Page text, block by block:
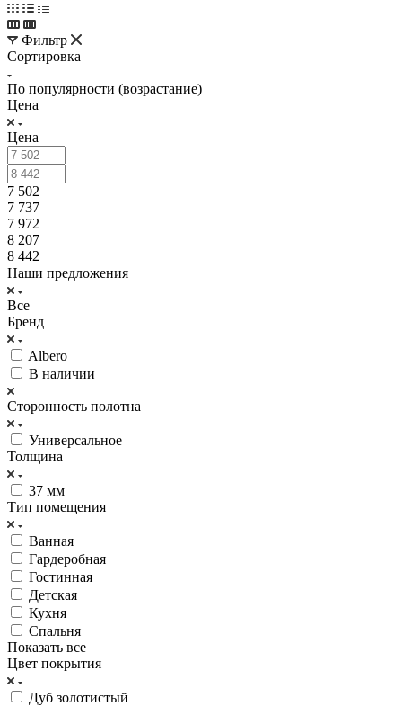
Фильтр
Сортировка
По популярности (возрастание)
Цена
Цена
7 502
7 737
7 972
8 207
8 442
Наши предложения
Все
Бренд
Albero
В наличии
Сторонность полотна
Универсальное
Толщина
37 мм
Тип помещения
Ванная
Гардеробная
Гостинная
Детская
Кухня
Спальня
Показать все
Цвет покрытия
Дуб золотистый